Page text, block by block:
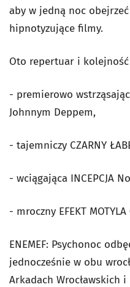
aby w jedną noc
hipnotyzujące filmy.
Oto repertuar i
- premierowo
Johnnym Deppem,
- tajemniczy CZARNY
- wciągająca INCEPCJA
- mroczny EFEKT
ENEMEF: Psychonoc
jednocześnie w obu
Arkadach Wrocławskich